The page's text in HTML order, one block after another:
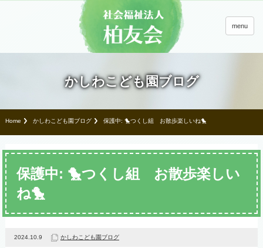
menu
かしわこども園ブログ
Home かしわこども園ブログ 保護中: 🐤つくし組 お散歩楽しいね🐤
保護中: 🐤つくし組 お散歩楽しい
ね🐤
2024.10.9 かしわこども園ブログ